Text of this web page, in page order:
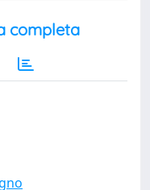
completa